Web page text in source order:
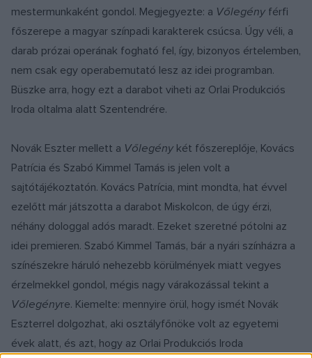
mestermunkaként gondol. Megjegyezte: a Vőlegény férfi
főszerepe a magyar színpadi karakterek csúcsa. Úgy véli, a
darab prózai operának fogható fel, így, bizonyos értelemben,
nem csak egy operabemutató lesz az idei programban.
Büszke arra, hogy ezt a darabot viheti az Orlai Produkciós
Iroda oltalma alatt Szentendrére.
Novák Eszter mellett a Vőlegény két főszereplője, Kovács
Patrícia és Szabó Kimmel Tamás is jelen volt a
sajtótájékoztatón. Kovács Patrícia, mint mondta, hat évvel
ezelőtt már játszotta a darabot Miskolcon, de úgy érzi,
néhány dologgal adós maradt. Ezeket szeretné pótolni az
idei premieren. Szabó Kimmel Tamás, bár a nyári színházra a
színészekre háruló nehezebb körülmények miatt vegyes
érzelmekkel gondol, mégis nagy várakozással tekint a
Vőlegényre. Kiemelte: mennyire örül, hogy ismét Novák
Eszterrel dolgozhat, aki osztályfőnöke volt az egyetemi
évek alatt, és azt, hogy az Orlai Produkciós Iroda